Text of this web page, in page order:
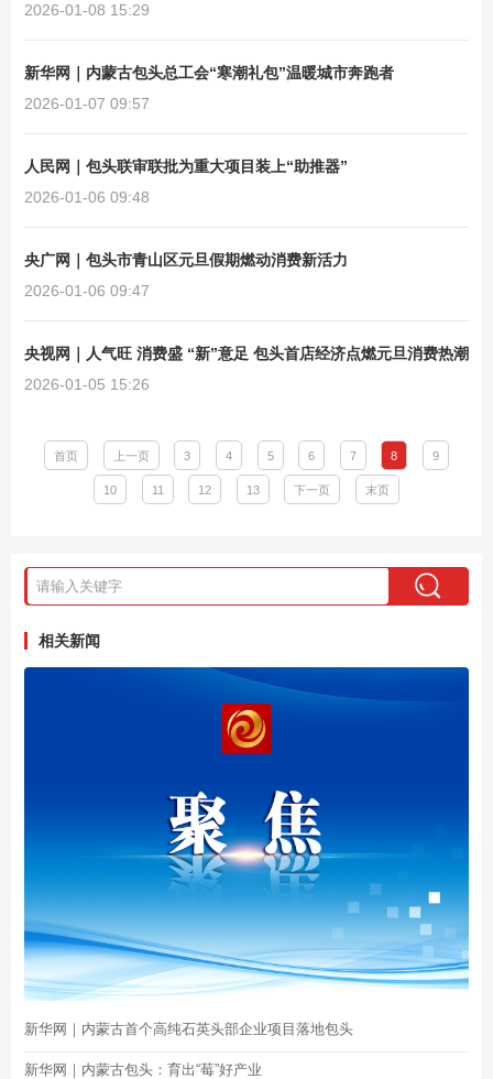
2026-01-08 15:29
新华网｜内蒙古包头总工会“寒潮礼包”温暖城市奔跑者
2026-01-07 09:57
人民网｜包头联审联批为重大项目装上“助推器”
2026-01-06 09:48
央广网｜包头市青山区元旦假期燃动消费新活力
2026-01-06 09:47
央视网｜人气旺 消费盛 “新”意足 包头首店经济点燃元旦消费热潮
2026-01-05 15:26
首页 上一页 3 4 5 6 7 8 9
10 11 12 13 下一页 末页
相关新闻
新华网｜内蒙古首个高纯石英头部企业项目落地包头
新华网｜内蒙古包头：育出“莓”好产业